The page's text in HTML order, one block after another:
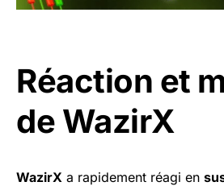
Réaction et
de WazirX
WazirX a rapidement réagi en